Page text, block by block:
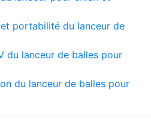
portabilité du lanceur de
du lanceur de balles pour
du lanceur de balles pour